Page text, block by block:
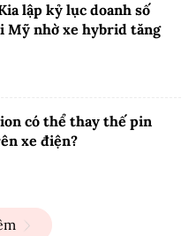
lập kỷ lục doanh số
Mỹ nhờ xe hybrid tăng
có thể thay thế pin
xe điện?